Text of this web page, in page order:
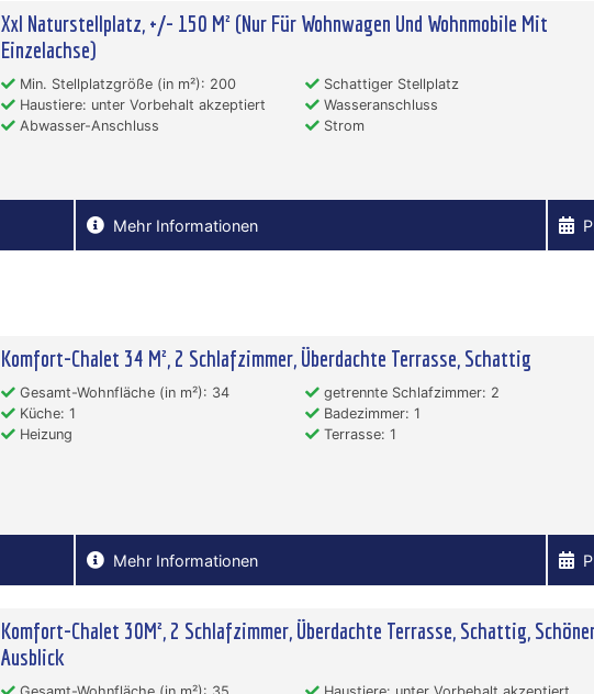
Xxl Naturstellplatz, +/- 150 M² (Nur Für Wohnwagen Und Wohnmobile Mit
Einzelachse)
Min. Stellplatzgröße (in m²): 200
Schattiger Stellplatz
Haustiere: unter Vorbehalt akzeptiert
Wasseranschluss
Abwasser-Anschluss
Strom
Mehr Informationen
Komfort-Chalet 34 M², 2 Schlafzimmer, Überdachte Terrasse, Schattig
Gesamt-Wohnfläche (in m²): 34
getrennte Schlafzimmer: 2
Küche: 1
Badezimmer: 1
Heizung
Terrasse: 1
Mehr Informationen
Komfort-Chalet 30M², 2 Schlafzimmer, Überdachte Terrasse, Schattig,
Ausblick